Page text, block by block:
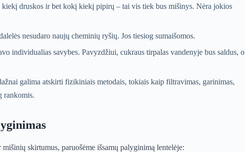
druskos ir bet kokį kiekį pipirų – tai vis tiek bus mišinys. Nėra jokios
nesudaro naujų cheminių ryšių. Jos tiesiog sumaišomos.
individualias savybes. Pavyzdžiui, cukraus tirpalas vandenyje bus saldus, o
galima atskirti fizikiniais metodais, tokiais kaip filtravimas, garinimas,
rankomis.
skirtumus, paruošėme išsamų palyginimą lentelėje: